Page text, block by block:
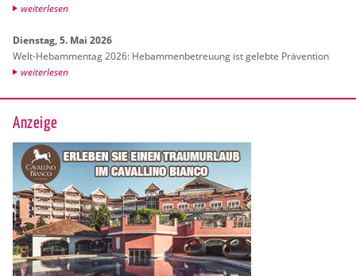
wei­ter­le­sen
Diens­tag, 5. Mai 2026
Welt-Heb­am­men­tag 2026: Heb­am­men­be­treu­ung ist ge­leb­te Prä­ven­ti­on
wei­ter­le­sen
Anzeige